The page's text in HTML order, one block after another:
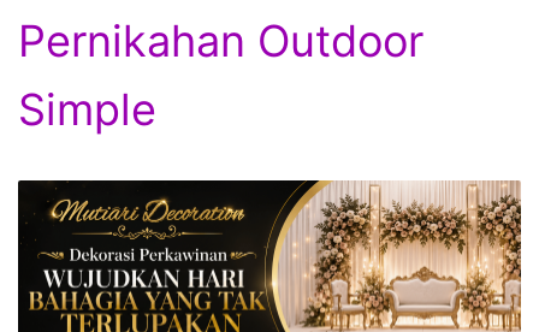
Pernikahan Outdoor
Simple